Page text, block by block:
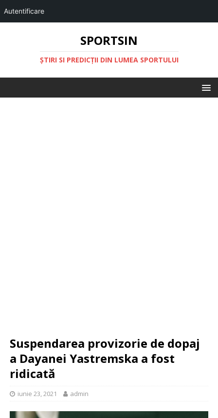
Autentificare
SPORTSIN
ŞTIRI SI PREDICŢII DIN LUMEA SPORTULUI
Suspendarea provizorie de dopaj
a Dayanei Yastremska a fost
ridicată
iunie 23, 2021 admin